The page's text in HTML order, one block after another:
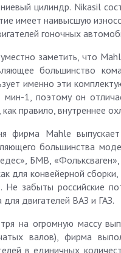
цилиндр. Nikasil
имеет наивысшую
гоночных
заметить, что
большинство
именно эти
мин-1, поэтому он
как правило, внутреннее
фирма Mahle
большинства
БМВ,
для конвейерной
Не забыты российские
для двигателей ВАЗ и ГАЗ.
на огромную массу
валов), фирма
в единичных